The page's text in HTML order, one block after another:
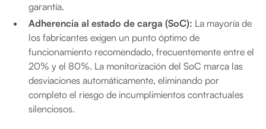
garantía.
Adherencia al estado de carga (SoC): La mayoría de
los fabricantes exigen un punto óptimo de
funcionamiento recomendado, frecuentemente entre el
20% y el 80%. La monitorización del SoC marca las
desviaciones automáticamente, eliminando por
completo el riesgo de incumplimientos contractuales
silenciosos.